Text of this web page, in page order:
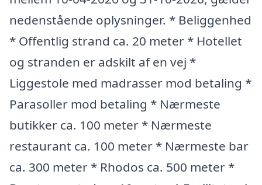
nedenstående oplysninger. * Beliggenhed
* Offentlig strand ca. 20 meter * Hotellet
og stranden er adskilt af en vej *
Liggestole med madrasser mod betaling *
Parasoller mod betaling * Nærmeste
butikker ca. 100 meter * Nærmeste
restaurant ca. 100 meter * Nærmeste bar
ca. 300 meter * Rhodos ca. 500 meter *